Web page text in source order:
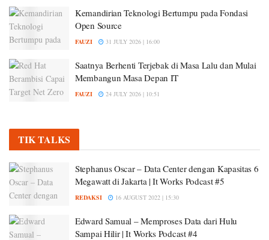
Kemandirian Teknologi Bertumpu pada Fondasi
Open Source
FAUZI 31 JULY 2026 | 16:00
Saatnya Berhenti Terjebak di Masa Lalu dan Mulai
Membangun Masa Depan IT
FAUZI 24 JULY 2026 | 10:51
TIK TALKS
Stephanus Oscar – Data Center dengan Kapasitas 6
Megawatt di Jakarta | It Works Podcast #5
REDAKSI 16 AUGUST 2022 | 15:30
Edward Samual – Memproses Data dari Hulu
Sampai Hilir | It Works Podcast #4